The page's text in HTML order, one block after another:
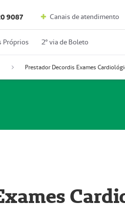
9087 Canais de atendimento
Próprios 2º via de Boleto